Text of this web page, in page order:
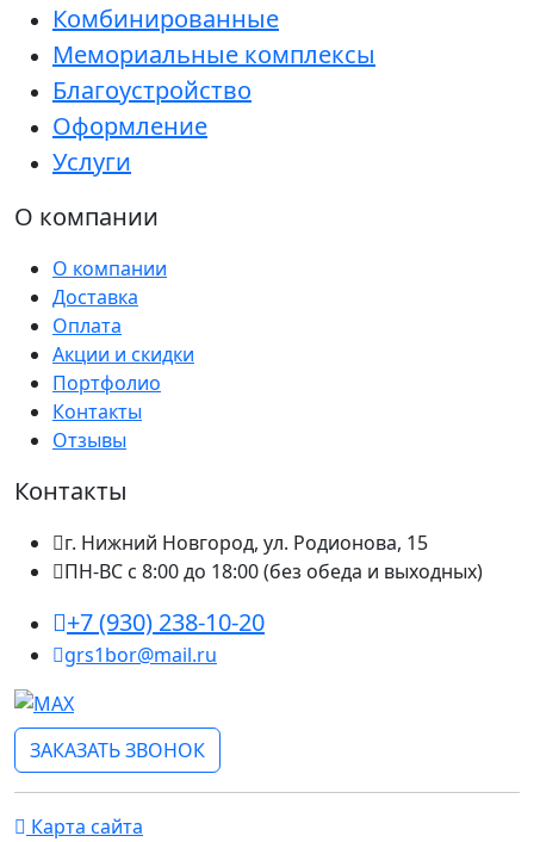
Комбинированные
Мемориальные комплексы
Благоустройство
Оформление
Услуги
О компании
О компании
Доставка
Оплата
Акции и скидки
Портфолио
Контакты
Отзывы
Контакты
г. Нижний Новгород, ул. Родионова, 15
ПН-ВС с 8:00 до 18:00 (без обеда и выходных)
+7 (930) 238-10-20
grs1bor@mail.ru
ЗАКАЗАТЬ ЗВОНОК
Карта сайта